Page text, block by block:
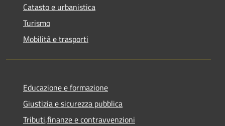
Catasto e urbanistica
Turismo
Mobilità e trasporti
Educazione e formazione
Giustizia e sicurezza pubblica
Tributi,finanze e contravvenzioni